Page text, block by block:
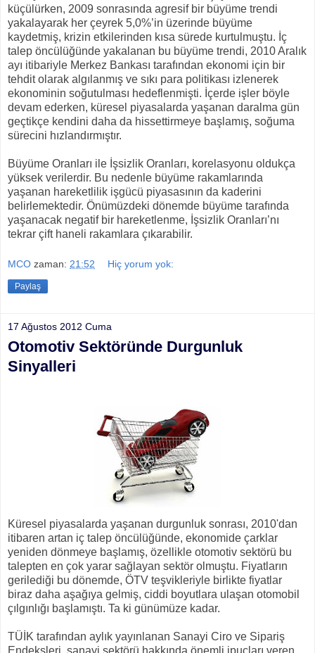
küçülürken, 2009 sonrasında agresif bir büyüme trendi
yakalayarak her çeyrek 5,0%’in üzerinde büyüme
kaydetmiş, krizin etkilerinden kısa sürede kurtulmuştu. İç
talep öncülüğünde yakalanan bu büyüme trendi, 2010 Aralık
ayı itibariyle Merkez Bankası tarafından ekonomi için bir
tehdit olarak algılanmış ve sıkı para politikası izlenerek
ekonominin soğutulması hedeflenmişti. İçerde işler böyle
devam ederken, küresel piyasalarda yaşanan daralma gün
geçtikçe kendini daha da hissettirmeye başlamış, soğuma
sürecini hızlandırmıştır.
Büyüme Oranları ile İşsizlik Oranları, korelasyonu oldukça
yüksek verilerdir. Bu nedenle büyüme rakamlarında
yaşanan hareketlilik işgücü piyasasının da kaderini
belirlemektedir. Önümüzdeki dönemde büyüme tarafında
yaşanacak negatif bir hareketlenme, İşsizlik Oranları’nı
tekrar çift haneli rakamlara çıkarabilir.
MCO zaman: 21:52 Hiç yorum yok:
Paylaş
17 Ağustos 2012 Cuma
Otomotiv Sektöründe Durgunluk
Sinyalleri
Küresel piyasalarda yaşanan durgunluk sonrası, 2010'dan
itibaren artan iç talep öncülüğünde, ekonomide çarklar
yeniden dönmeye başlamış, özellikle otomotiv sektörü bu
talepten en çok yarar sağlayan sektör olmuştu. Fiyatların
gerilediği bu dönemde, ÖTV teşvikleriyle birlikte fiyatlar
biraz daha aşağıya gelmiş, ciddi boyutlara ulaşan otomobil
çılgınlığı başlamıştı. Ta ki günümüze kadar.
TÜİK tarafından aylık yayınlanan Sanayi Ciro ve Sipariş
Endeksleri, sanayi sektörü hakkında önemli ipuçları veren